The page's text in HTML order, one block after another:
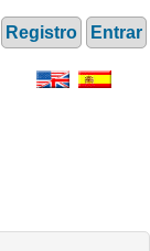
Registro Entrar